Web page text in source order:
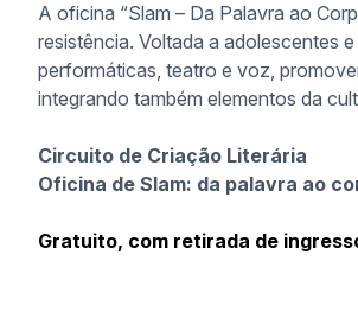
A oficina “Slam – Da Palavra ao
resistência. Voltada a adolescentes
performáticas, teatro e voz,
integrando também elementos da
Circuito de Criação Literária
Oficina de Slam: da palavra ao
Gratuito, com retirada de